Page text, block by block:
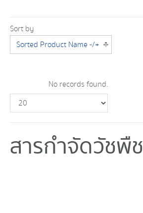
Sort by
Sorted Product Name -/+
No records found.
สารกำจัดวัชพืช